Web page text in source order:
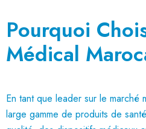
Pourquoi
Médical
En tant que leader sur le marché
large gamme de produits de